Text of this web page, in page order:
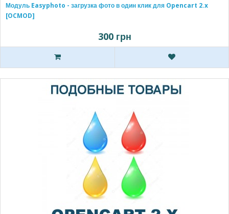
Модуль Easyphoto - загрузка фото в один клик для Opencart 2.x
[OCMOD]
300 грн